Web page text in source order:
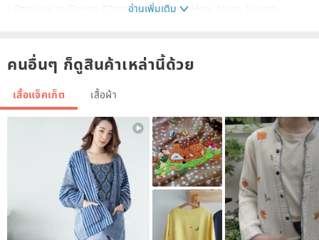
| Shoulder to Sleeve 77cm, Chest 56cm, Hem 49cm, Length
embroidery, excellent condition
| Model: 153cm / 49kg; All photos are of the actual product;
Measurements are taken flat on one side.
| This shop features a female model only. Male customers, please
refer to the dimensions. We apologize for any inconvenience.
| Our customer service will provide detailed and comprehensive
advice. Please feel free to email us with any questions or concerns.
อ่านเพิ่มเติม
คนอื่นๆ ก็ดูสินค้าเหล่านี้ด้วย
เสื้อแจ็คเก็ต เสื้อผ้า